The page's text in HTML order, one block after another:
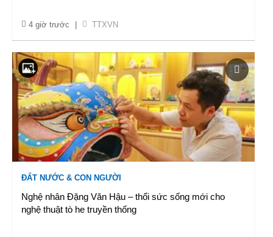
4 giờ trước TTXVN
ĐẤT NƯỚC & CON NGƯỜI
Nghệ nhân Đặng Văn Hậu – thổi sức sống mới cho
nghệ thuật tò he truyền thống